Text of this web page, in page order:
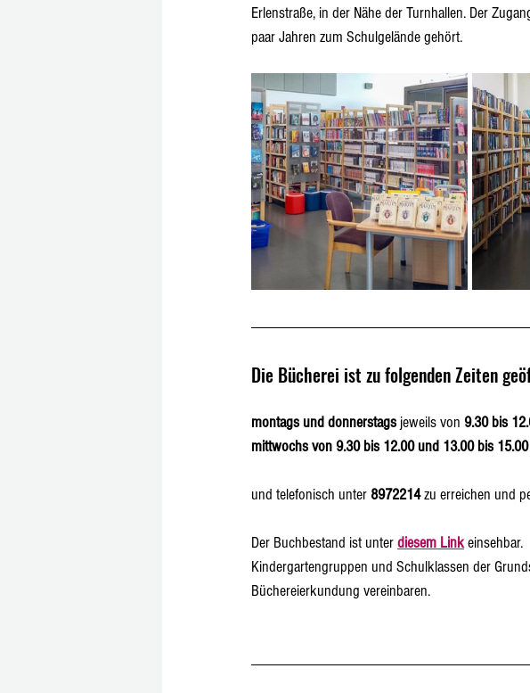
Erlenstraße, in der Nähe der Turnhallen. Der
paar Jahren zum Schulgelände gehört.
Die Bücherei ist zu folgenden Zeiten
montags und donnerstags jeweils von 9.30 bis
mittwochs von 9.30 bis 12.00 und 13.00 bis
und telefonisch unter 8972214 zu erreichen und
Der Buchbestand ist unter diesem Link einsehbar.
Kindergartengruppen und Schulklassen der
Büchereierkundung vereinbaren.